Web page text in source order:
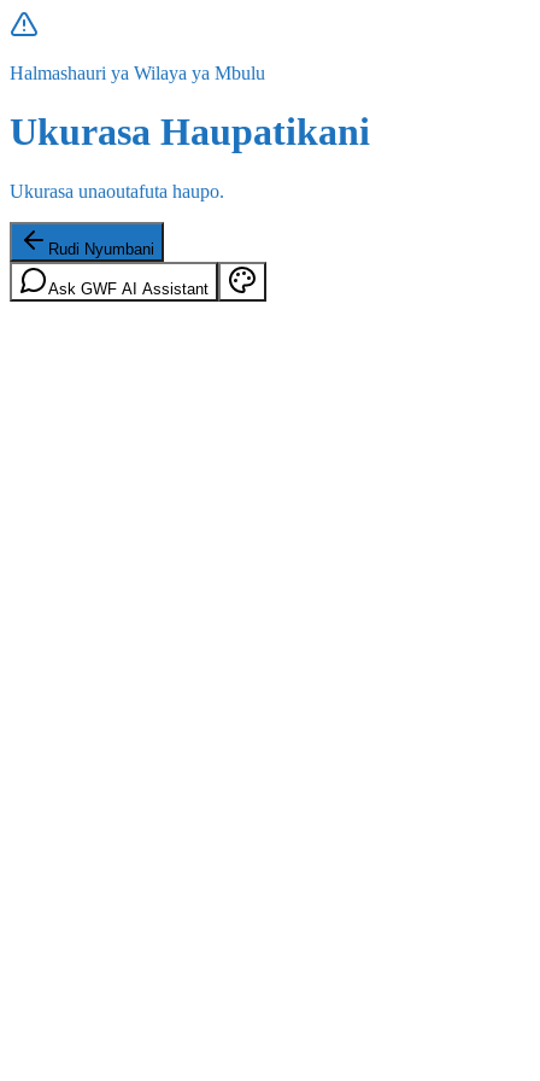
Halmashauri ya Wilaya ya Mbulu
Ukurasa Haupatikani
Ukurasa unaoutafuta haupo.
Rudi Nyumbani
Ask GWF AI Assistant